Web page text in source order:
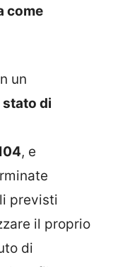
come
un
stato di
, e
previsti
il proprio
di